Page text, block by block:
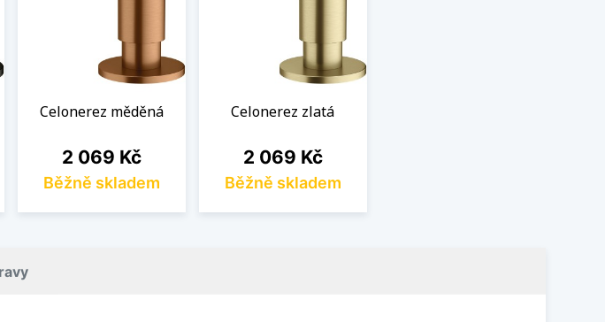
Celonerez měděná
Cena
2 069 Kč
Běžně skladem
Celonerez zlatá
Cena
2 069 Kč
Běžně skladem